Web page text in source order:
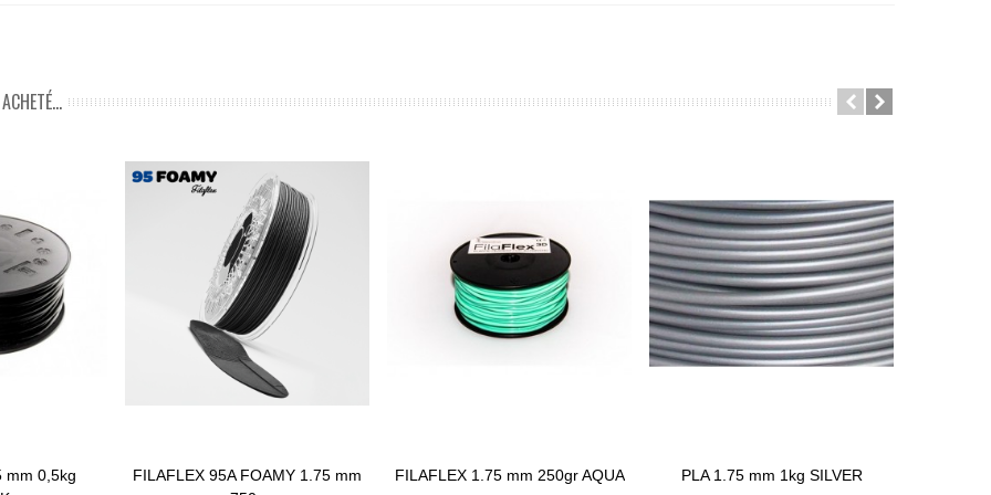
mm 0,5kg
Ajouter Au Panier
FILAFLEX 95A FOAMY 1.75 mm
Ajouter Au Panier
FILAFLEX 1.75 mm 250gr AQUA Ajouter Au Panier
PLA 1.75 mm 1kg SILVER